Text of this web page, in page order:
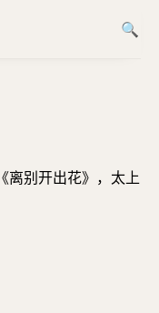
离别开出花》，太上